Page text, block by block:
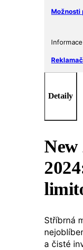
MINCE
množství
Možnosti
Detaily
New
Stříbrná
a čisté